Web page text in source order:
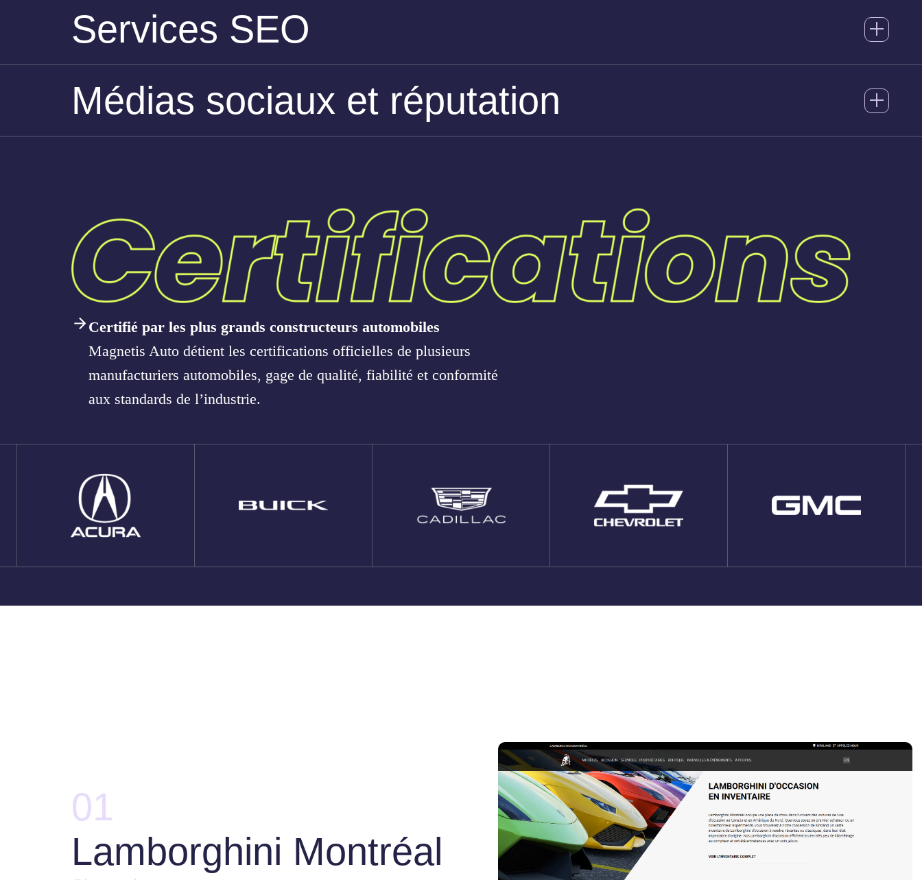
Services SEO
Médias sociaux et réputation
Certifié par les plus grands constructeurs automobiles
Magnetis Auto détient les certifications officielles de plusieurs
manufacturiers automobiles, gage de qualité, fiabilité et conformité
aux standards de l’industrie.
01
Lamborghini Montréal